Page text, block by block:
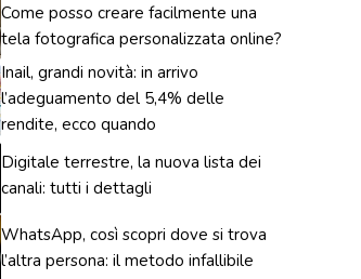
Come posso creare facilmente una
tela fotografica personalizzata online?
Inail, grandi novità: in arrivo
l’adeguamento del 5,4% delle
rendite, ecco quando
Digitale terrestre, la nuova lista dei
canali: tutti i dettagli
WhatsApp, così scopri dove si trova
l’altra persona: il metodo infallibile